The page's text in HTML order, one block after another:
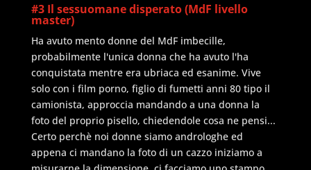
#3 Il sessuomane disperato (MdF livello
master)
Ha avuto mento donne del MdF imbecille,
probabilmente l'unica donna che ha avuto l'ha
conquistata mentre era ubriaca ed esanime. Vive
solo con i film porno, figlio di fumetti anni 80 tipo il
camionista, approccia mandando a una donna la
foto del proprio pisello, chiedendole cosa ne pensi...
Certo perchè noi donne siamo androloghe ed
appena ci mandano la foto di un cazzo iniziamo a